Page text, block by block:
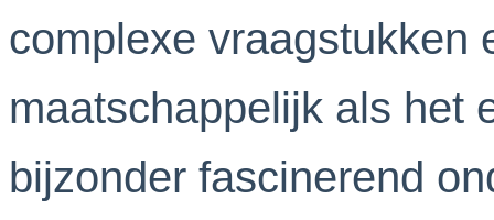
complexe vraagstukken
maatschappelijk als het
bijzonder fascinerend